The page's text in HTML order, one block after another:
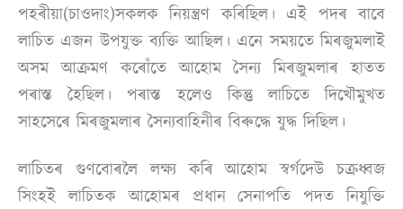
পহৰীয়া(চাওদাং)সকলক নিয়ন্ত্ৰণ কৰিছিল। এই পদৰ বাবে
লাচিত এজন উপযুক্ত ব্যক্তি আছিল। এনে সময়তে মিৰজুমলাই
অসম আক্ৰমণ কৰোঁতে আহোম সৈন্য মিৰজুমলাৰ হাতত
পৰাস্ত হৈছিল। পৰাস্ত হলেও কিন্তু লাচিতে দিখৌমুখত
সাহসেৰে মিৰজুমলাৰ সৈন্যবাহিনীৰ বিৰুদ্ধে যুদ্ধ দিছিল।
লাচিতৰ গুণবোৰলৈ লক্ষ্য কৰি আহোম স্বৰ্গদেউ চক্ৰধ্বজ
সিংহই লাচিতক আহোমৰ প্ৰধান সেনাপতি পদত নিযুক্তি